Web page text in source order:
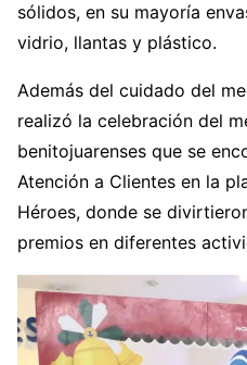
sólidos, en su mayoría
vidrio, llantas y plástico.
Además del cuidado del
realizó la celebración del
benitojuarenses que se
Atención a Clientes en la
Héroes, donde se
premios en diferentes